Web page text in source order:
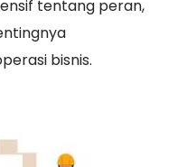
tentang peran,
bisnis.